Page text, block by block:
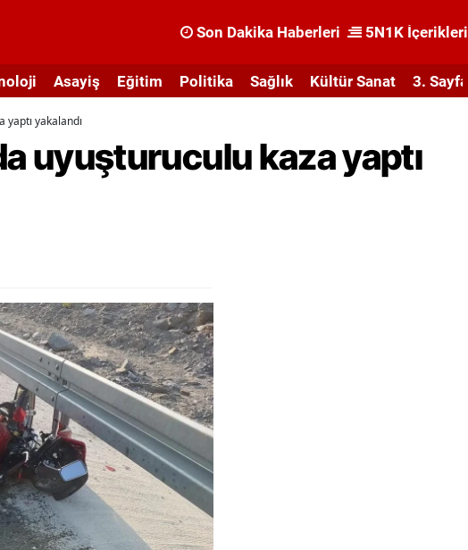
Son Dakika Haberleri 5N1K İçerikleri
Asayiş Eğitim Politika Sağlık Kültür Sanat 3. Sayfa
yakalandı
uyuşturuculu kaza yaptı